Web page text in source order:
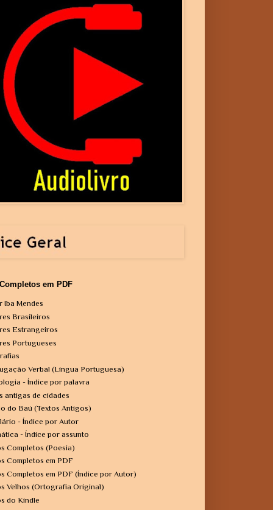
em PDF
Iba Mendes
Brasileiros
Estrangeiros
Portugueses
Verbal (Língua Portuguesa)
- Índice por palavra
antigas de cidades
do Baú (Textos Antigos)
- Índice por Autor
- Índice por assunto
Completos (Poesia)
Completos em PDF
Completos em PDF (Índice por Autor)
Velhos (Ortografia Original)
do Kindle